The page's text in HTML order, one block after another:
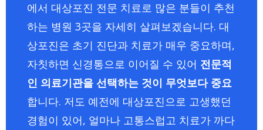
에서 대상포진 전문 치료로 많은 분들이 추천
하는 병원 3곳을 자세히 살펴보겠습니다. 대
상포진은 초기 진단과 치료가 매우 중요하며,
자칫하면 신경통으로 이어질 수 있어 전문적
인 의료기관을 선택하는 것이 무엇보다 중요
합니다. 저도 예전에 대상포진으로 고생했던
경험이 있어, 얼마나 고통스럽고 치료가 까다